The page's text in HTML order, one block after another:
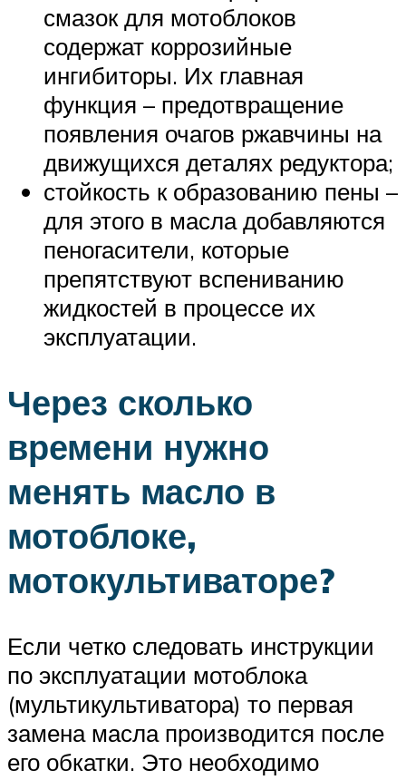
смазок для мотоблоков
содержат коррозийные
ингибиторы. Их главная
функция – предотвращение
появления очагов ржавчины на
движущихся деталях редуктора;
стойкость к образованию пены –
для этого в масла добавляются
пеногасители, которые
препятствуют вспениванию
жидкостей в процессе их
эксплуатации.
Через сколько
времени нужно
менять масло в
мотоблоке,
мотокультиваторе?
Если четко следовать инструкции
по эксплуатации мотоблока
(мультикультиватора) то первая
замена масла производится после
его обкатки. Это необходимо